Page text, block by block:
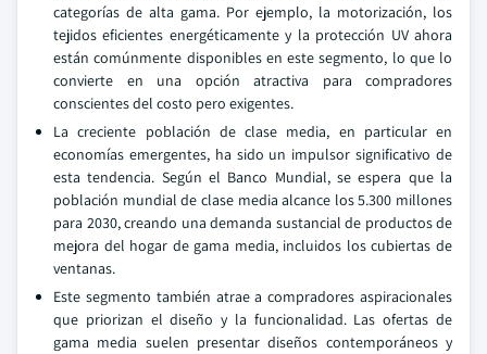
categorías de alta gama. Por ejemplo, la motorización, los
tejidos eficientes energéticamente y la protección UV ahora
están comúnmente disponibles en este segmento, lo que lo
convierte en una opción atractiva para compradores
conscientes del costo pero exigentes.
La creciente población de clase media, en particular en
economías emergentes, ha sido un impulsor significativo de
esta tendencia. Según el Banco Mundial, se espera que la
población mundial de clase media alcance los 5.300 millones
para 2030, creando una demanda sustancial de productos de
mejora del hogar de gama media, incluidos los cubiertas de
ventanas.
Este segmento también atrae a compradores aspiracionales
que priorizan el diseño y la funcionalidad. Las ofertas de
gama media suelen presentar diseños contemporáneos y